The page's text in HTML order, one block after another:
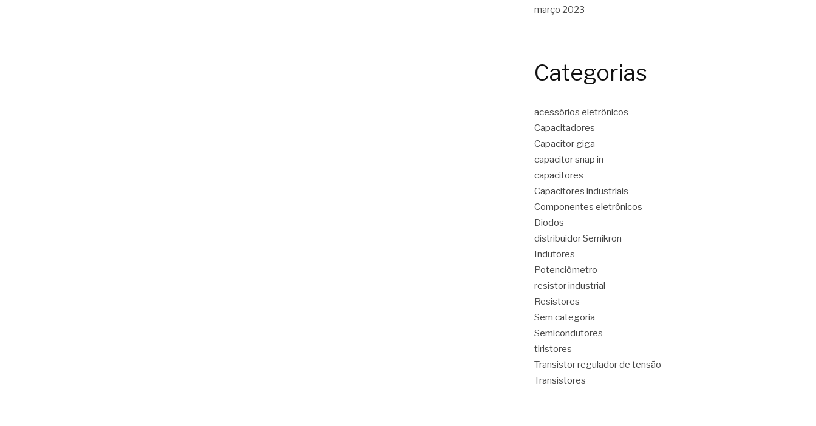
março 2023
Categorias
acessórios eletrônicos
Capacitadores
Capacitor giga
capacitor snap in
capacitores
Capacitores industriais
Componentes eletrônicos
Diodos
distribuidor Semikron
Indutores
Potenciômetro
resistor industrial
Resistores
Sem categoria
Semicondutores
tiristores
Transistor regulador de tensão
Transistores